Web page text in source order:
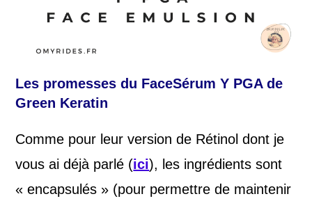
Les promesses du FaceSérum Y PGA de
Green Keratin
Comme pour leur version de Rétinol dont je
vous ai déjà parlé (ici), les ingrédients sont
« encapsulés » (pour permettre de maintenir